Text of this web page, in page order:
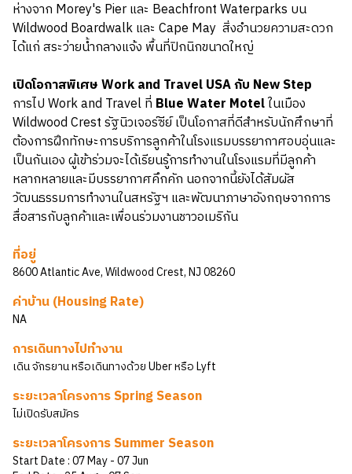
ห่างจาก Morey's Pier และ Beachfront Waterparks บน
Wildwood Boardwalk และ Cape May สิ่งอำนวยความสะดวก
ได้แก่ สระว่ายน้ำกลางแจ้ง พื้นที่ปิกนิกขนาดใหญ่
เปิดโอกาสพิเศษ Work and Travel USA กับ New Step
การไป Work and Travel ที่ Blue Water Motelในเมือง
Wildwood Crest รัฐนิวเจอร์ซีย์ เป็นโอกาสที่ดีสำหรับนักศึกษาที่
ต้องการฝึกทักษะการบริการลูกค้าในโรงแรมบรรยากาศอบอุ่นและ
เป็นกันเอง ผู้เข้าร่วมจะได้เรียนรู้การทำงานในโรงแรมที่มีลูกค้า
หลากหลายและมีบรรยากาศคึกคัก นอกจากนี้ยังได้สัมผัส
วัฒนธรรมการทำงานในสหรัฐฯ และพัฒนาภาษาอังกฤษจากการ
สื่อสารกับลูกค้าและเพื่อนร่วมงานชาวอเมริกัน
ที่อยู่
8600 Atlantic Ave, Wildwood Crest, NJ 08260
ค่าบ้าน (Housing Rate)
NA
การเดินทางไปทำงาน
เดิน จักรยาน หรือเดินทางด้วย Uber หรือ Lyft
ระยะเวลาโครงการ Spring Season
ไม่เปิดรับสมัคร
ระยะเวลาโครงการ Summer Season
Start Date :07 May- 07 Jun